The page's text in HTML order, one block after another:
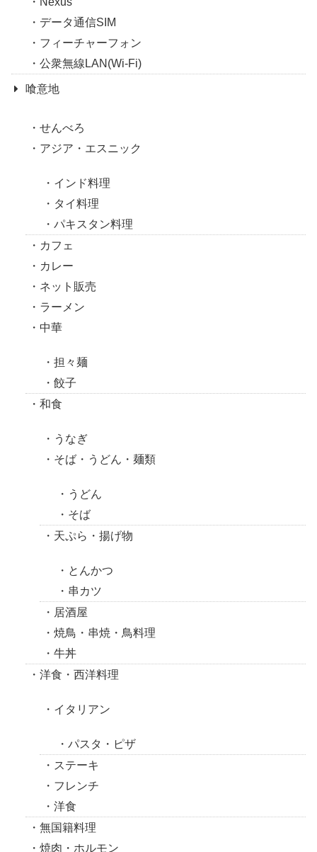
データ通信SIM
フィーチャーフォン
公衆無線LAN(Wi-Fi)
喰意地
せんべろ
アジア・エスニック
インド料理
タイ料理
パキスタン料理
カフェ
カレー
ネット販売
ラーメン
中華
担々麺
餃子
和食
うなぎ
そば・うどん・麺類
うどん
そば
天ぷら・揚げ物
とんかつ
串カツ
居酒屋
焼鳥・串焼・鳥料理
牛丼
洋食・西洋料理
イタリアン
パスタ・ピザ
ステーキ
フレンチ
洋食
無国籍料理
焼肉・ホルモン